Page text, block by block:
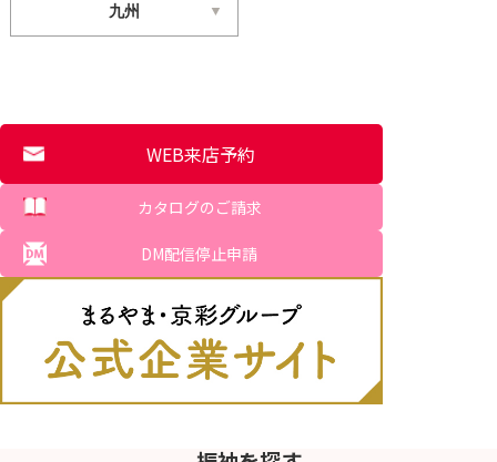
九州
WEB来店予約
カタログのご請求
DM配信停止申請